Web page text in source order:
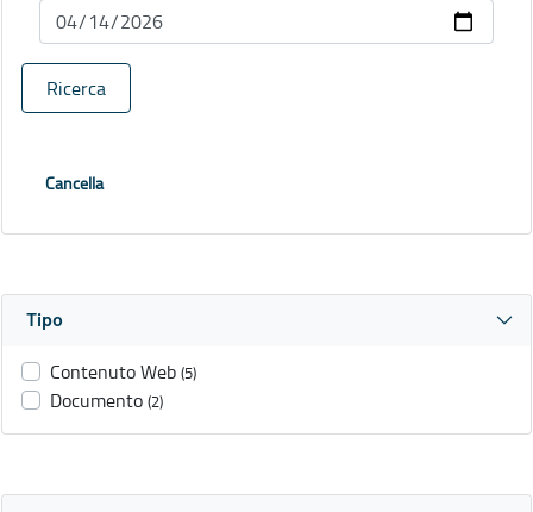
Ricerca
Cancella
Tipo
Contenuto Web (5)
Documento (2)